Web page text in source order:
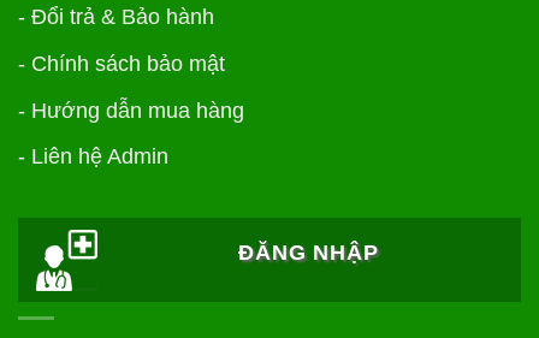
- Đổi trả & Bảo hành
- Chính sách bảo mật
- Hướng dẫn mua hàng
- Liên hệ Admin
ĐĂNG NHẬP